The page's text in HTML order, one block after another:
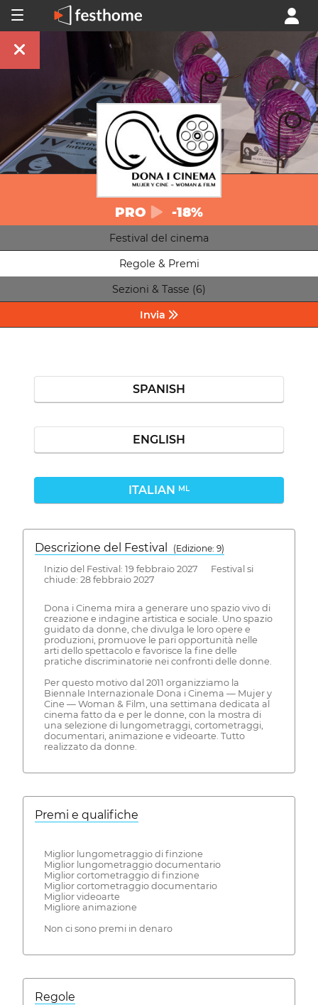
PRO -18%
Festival del cinema
Regole & Premi
Sezioni & Tasse (6)
Invia
SPANISH
ENGLISH
ITALIAN ML
Descrizione del Festival
( Edizione: 9)
Inizio del Festival: 19 febbraio 2027 Festival si
chiude: 28 febbraio 2027
Dona i Cinema mira a generare uno spazio vivo di
creazione e indagine artistica e sociale. Uno spazio
guidato da donne, che divulga le loro opere e
produzioni, promuove le pari opportunità nelle
arti dello spettacolo e favorisce la fine delle
pratiche discriminatorie nei confronti delle donne.
Per questo motivo dal 2011 organizziamo la
Biennale Internazionale Dona i Cinema — Mujer y
Cine — Woman & Film, una settimana dedicata al
cinema fatto da e per le donne, con la mostra di
una selezione di lungometraggi, cortometraggi,
documentari, animazione e videoarte. Tutto
realizzato da donne.
Premi e qualifiche
Miglior lungometraggio di finzione
Miglior lungometraggio documentario
Miglior cortometraggio di finzione
Miglior cortometraggio documentario
Miglior videoarte
Migliore animazione
Non ci sono premi in denaro
Regole